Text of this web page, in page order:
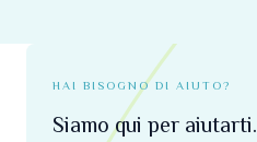
HAI BISOGNO DI AIUTO?
Siamo qui per aiutarti.